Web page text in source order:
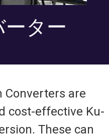
ター
Converters are
cost-effective Ku-
These can